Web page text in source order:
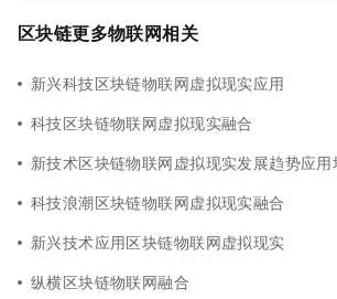
区块链更多物联网相关
新兴科技区块链物联网虚拟现实应用
科技区块链物联网虚拟现实融合
新技术区块链物联网虚拟现实发展趋势应用
科技浪潮区块链物联网虚拟现实融合
新兴技术应用区块链物联网虚拟现实
纵横区块链物联网融合